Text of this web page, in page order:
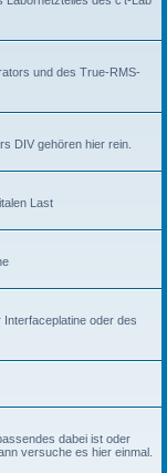
und des True-RMS-
DIV gehören hier rein.
Last
oder des
dabei ist oder
versuche es hier einmal.